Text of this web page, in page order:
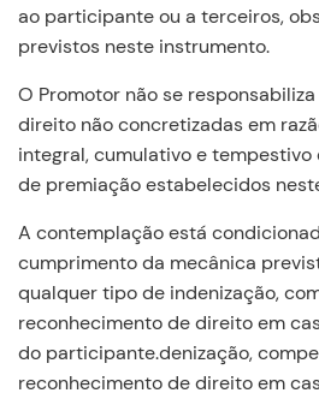
ao participante ou a terceiros,
previstos neste instrumento.
O Promotor não se
direito não concretizadas em
integral, cumulativo e
de premiação estabelecidos
A contemplação está
cumprimento da mecânica
qualquer tipo de indenização,
reconhecimento de direito em
do participante.denização,
reconhecimento de direito em